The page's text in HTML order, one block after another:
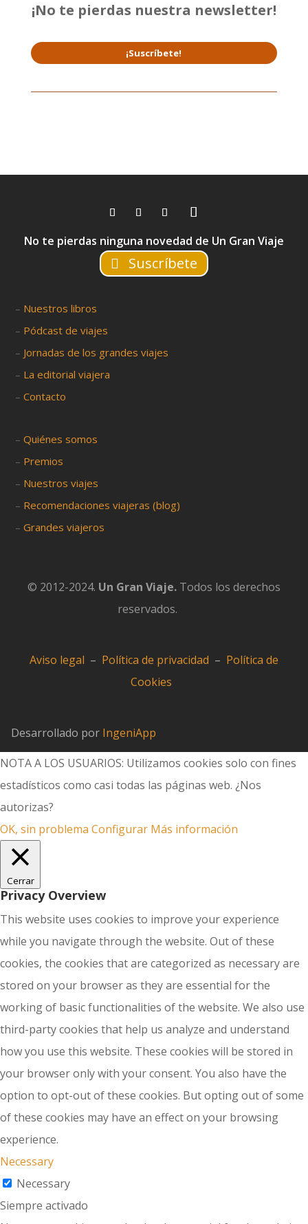
¡No te pierdas nuestra newsletter!
¡Suscríbete!
No te pierdas ninguna novedad de Un Gran Viaje
Suscríbete
– Nuestros libros
– Pódcast de viajes
– Jornadas de los grandes viajes
– La editorial viajera
–Contacto
–Quiénes somos
– Premios
– Nuestros viajes
– Recomendaciones viajeras (blog)
–Grandes viajeros
© 2012-2024. Un Gran Viaje. Todos los derechos
reservados.
Aviso legal – Política de privacidad – Política de
Cookies
Desarrollado por IngeniApp
NOTA A LOS USUARIOS: Utilizamos cookies solo con fines
estadísticos como casi todas las páginas web. ¿Nos
autorizas?
OK, sin problema Configurar Más información
Cerrar
Privacy Overview
This website uses cookies to improve your experience
while you navigate through the website. Out of these
cookies, the cookies that are categorized as necessary are
stored on your browser as they are essential for the
working of basic functionalities of the website. We also use
third-party cookies that help us analyze and understand
how you use this website. These cookies will be stored in
your browser only with your consent. You also have the
option to opt-out of these cookies. But opting out of some
of these cookies may have an effect on your browsing
experience.
Necessary
Necessary
Siempre activado